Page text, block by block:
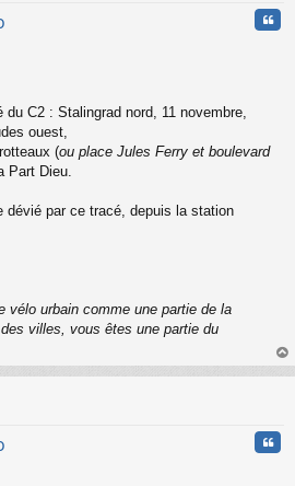
C2 : Stalingrad nord, 11 novembre,
ouest,
(ou place Jules Ferry et boulevard
Part Dieu.
dévié par ce tracé, depuis la station
vélo urbain comme une partie de la
villes, vous êtes une partie du
au